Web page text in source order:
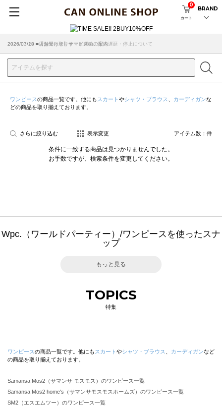
カート
0
BRAND
2026/07/29 ■【お知らせ】ヤマト運輸の配送遅延・停止について
2026/03/18 ■店舗受け取りサービスのご案内
ワンピースの商品一覧です。他にも スカート やシャツ・ブラウス カーディガンな
どの商品を取り揃えております。
さらに絞り込む 表示変更 アイテム数： 件
条件に一致する商品は見つかりませんでした。
お手数ですが、検索条件を変更してください。
Wpc.（ワールドパーティー）/ワンピースを使ったスナ
ップ
もっと見る
TOPICS
特集
ワンピースの商品一覧です。他にも スカート やシャツ・ブラウス カーディガンなど
の商品を取り揃えております。
Samansa Mos2（サマンサ モスモス）のワンピース一覧
Samansa Mos2 home's（サマンサモスモスホームズ）のワンピース一覧
SM2（エスエムツー）のワンピース一覧